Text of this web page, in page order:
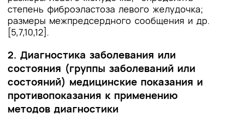
степень фиброэластоза левого желудочка;
размеры межпредсердного сообщения и др.
[5,7,10,12].
2. Диагностика заболевания или
состояния (группы заболеваний или
состояний) медицинские показания и
противопоказания к применению
методов диагностики